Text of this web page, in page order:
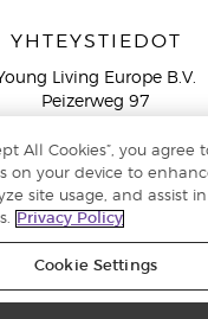
YHTEYSTIEDOT
Living Europe B.V.
Peizerweg 97
Netherlands
lankanumeroista
913 239
All Cookies”, you agree
on your device to
site usage, and assist
Privacy Policy
Cookie Settings